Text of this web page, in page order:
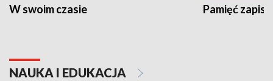
W swoim czasie Pamięć
NAUKA I EDUKACJA